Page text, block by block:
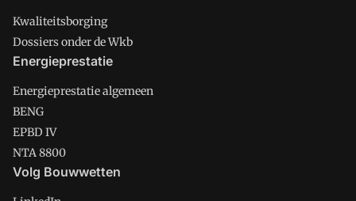
Kwaliteitsborging
Dossiers onder de Wkb
Energieprestatie
Energieprestatie algemeen
BENG
EPBD IV
NTA 8800
Volg Bouwwetten